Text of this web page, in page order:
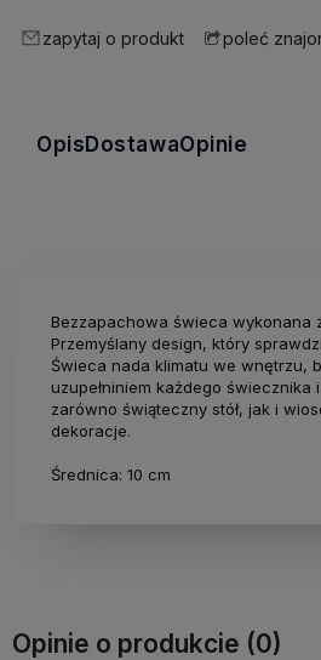
zapytaj o produkt poleć
OpisDostawaOpinie
Bezzapachowa świeca wykonana
Przemyślany design, który
Świeca nada klimatu we wnętrzu,
uzupełniniem każdego świecznika
zarówno świąteczny stół, jak i
dekoracje.
Średnica: 10 cm
Opinie o produkcie (0)